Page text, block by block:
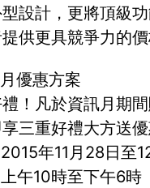
設計，更將頂級
供更具競爭力的價
優惠方案
！凡於資訊月期
三重好禮大方送優
年11月28日至
午10時至下午6時